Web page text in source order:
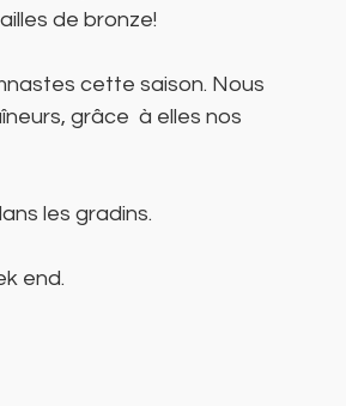
de bronze!
cette saison. Nous
grâce  à elles nos
les gradins.
end.